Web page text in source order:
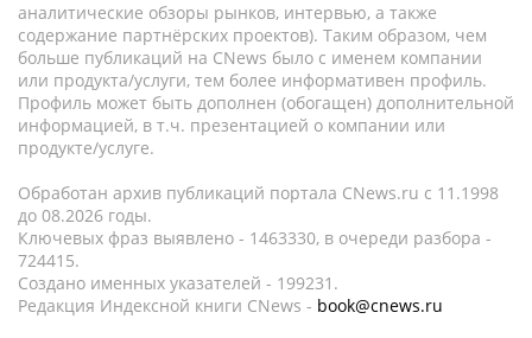
аналитические обзоры рынков, интервью, а также
содержание партнёрских проектов). Таким образом, чем
больше публикаций на CNews было с именем компании
или продукта/услуги, тем более информативен профиль.
Профиль может быть дополнен (обогащен) дополнительной
информацией, в т.ч. презентацией о компании или
продукте/услуге.
Обработан архив публикаций портала CNews.ru c 11.1998
до 08.2026 годы.
Ключевых фраз выявлено - 1463330, в очереди разбора -
724415.
Создано именных указателей - 199231.
Редакция Индексной книги CNews - book@cnews.ru